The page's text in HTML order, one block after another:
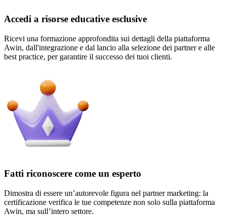
Accedi a risorse educative esclusive
Ricevi una formazione approfondita sui dettagli della piattaforma
Awin, dall'integrazione e dal lancio alla selezione dei partner e alle
best practice, per garantire il successo dei tuoi clienti.
Fatti riconoscere come un esperto
Dimostra di essere un’autorevole figura nel partner marketing: la
certificazione verifica le tue competenze non solo sulla piattaforma
Awin, ma sull’intero settore.